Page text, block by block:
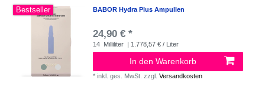
Bestseller BABOR Hydra Plus Ampullen
24,90 € *
14 Milliliter | 1.778,57 € / Liter
In den Warenkorb
*inkl. ges. MwSt. zzgl.Versandkosten